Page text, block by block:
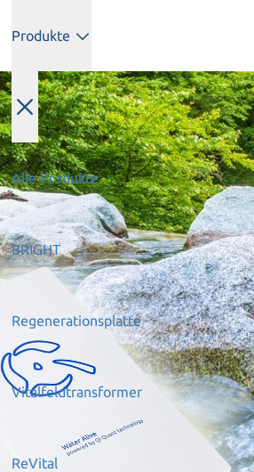
Produkte
Alle Produkte
BRIGHT
Regenerationsplatte
Vitalfeldtransformer
ReVital